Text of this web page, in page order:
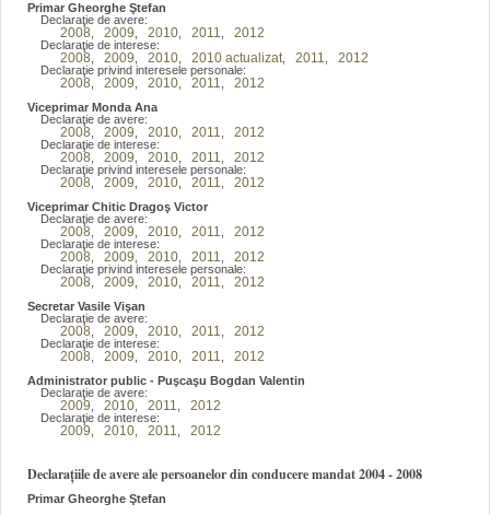
Primar Gheorghe Ştefan
Declaraţie de avere:
2008 2009 2010 2011 2012
Declaraţie de interese:
2008 2009 2010 2010 actualizat 2011 2012
Declaraţie privind interesele personale:
2008 2009 2010 2011 2012
Viceprimar Monda Ana
Declaraţie de avere:
2008 2009 2010 2011 2012
Declaraţie de interese:
2008 2009 2010 2011 2012
Declaraţie privind interesele personale:
2008 2009 2010 2011 2012
Viceprimar Chitic Dragoş Victor
Declaraţie de avere:
2008 2009 2010 2011 2012
Declaraţie de interese:
2008 2009 2010 2011 2012
Declaraţie privind interesele personale:
2008 2009 2010 2011 2012
Secretar Vasile Vişan
Declaraţie de avere:
2008 2009 2010 2011 2012
Declaraţie de interese:
2008 2009 2010 2011 2012
Administrator public - Puşcaşu Bogdan Valentin
Declaraţie de avere:
2009 2010 2011 2012
Declaraţie de interese:
2009 2010 2011 2012
Declarațiile de avere ale persoanelor din conducere mandat 2004 - 2008
Primar Gheorghe Ştefan